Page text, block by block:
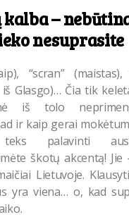
–
nesuprasite
“scran” (maistas),
Glasgo)… Čia tik
iš tolo
ir kaip gerai
palavinti
škotų akcentą! Jie
Lietuvoje.
yra viena… o, kad